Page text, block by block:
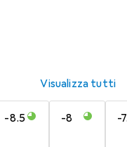
Visualizza tutti
-8.5 -8 -